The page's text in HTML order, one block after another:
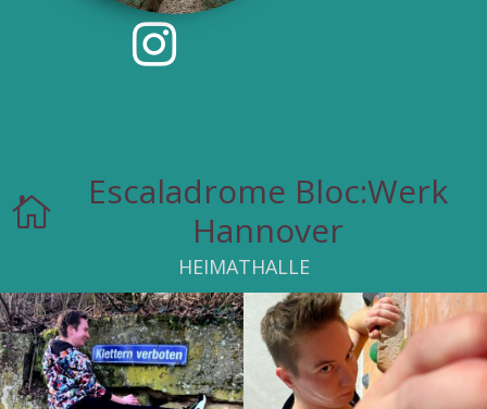


Escaladrome Bloc:Werk
Hannover
HEIMATHALLE